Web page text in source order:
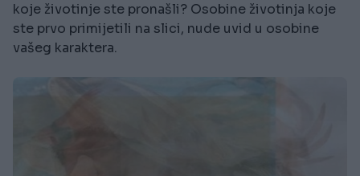
koje životinje ste pronašli? Osobine životinja koje
ste prvo primijetili na slici, nude uvid u osobine
vašeg karaktera.